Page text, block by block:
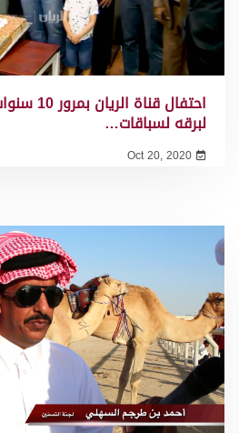
احتفال
لبرقه لسباقات…
Oct 20, 2020